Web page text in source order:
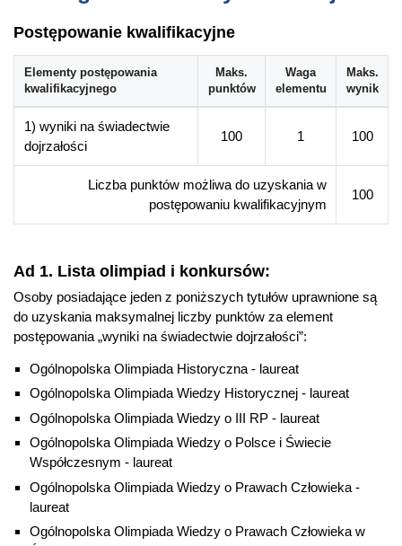
Postępowanie kwalifikacyjne
Elementy postępowania
kwalifikacyjnego
Maks.
punktów
Waga
elementu
Maks.
wynik
1) wyniki na świadectwie
dojrzałości
100 1 100
Liczba punktów możliwa do uzyskania w
postępowaniu kwalifikacyjnym
100
Ad 1. Lista olimpiad i konkursów:
Osoby posiadające jeden z poniższych tytułów uprawnione są
do uzyskania maksymalnej liczby punktów za element
postępowania „wyniki na świadectwie dojrzałości”:
Ogólnopolska Olimpiada Historyczna - laureat
Ogólnopolska Olimpiada Wiedzy Historycznej - laureat
Ogólnopolska Olimpiada Wiedzy o III RP - laureat
Ogólnopolska Olimpiada Wiedzy o Polsce i Świecie
Współczesnym - laureat
Ogólnopolska Olimpiada Wiedzy o Prawach Człowieka -
laureat
Ogólnopolska Olimpiada Wiedzy o Prawach Człowieka w